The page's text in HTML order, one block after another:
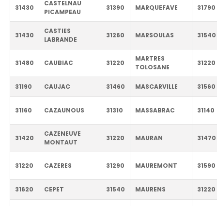
31430
CASTELNAU
PICAMPEAU
31390 MARQUEFAVE 31790
31430
CASTIES
LABRANDE
31260 MARSOULAS 31540
31480 CAUBIAC 31220
MARTRES
TOLOSANE
31220
31190 CAUJAC 31460 MASCARVILLE 31560
31160 CAZAUNOUS 31310 MASSABRAC 31140
31420
CAZENEUVE
MONTAUT
31220 MAURAN 31470
31220 CAZERES 31290 MAUREMONT 31590
31620 CEPET 31540 MAURENS 31220